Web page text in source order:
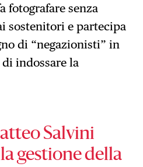
fotografare senza
sostenitori e partecipa
di “negazionisti” in
indossare la
Salvini
gestione della